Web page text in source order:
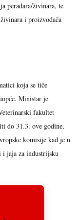
peradara/živinara, te
i proizvođača
koja se tiče
Ministar je
fakultet
do 31.3. ove godine,
komisije kad je u
i jaja za industrijsku